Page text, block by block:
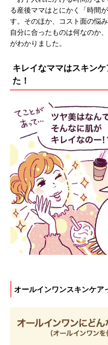
る産後ママはとにかく「時間
す。そのほか、コスト面の悩
自分に合ったものは何なのか
がわかりました。
キレイなママはスキン
た！
オールインワンスキンケア